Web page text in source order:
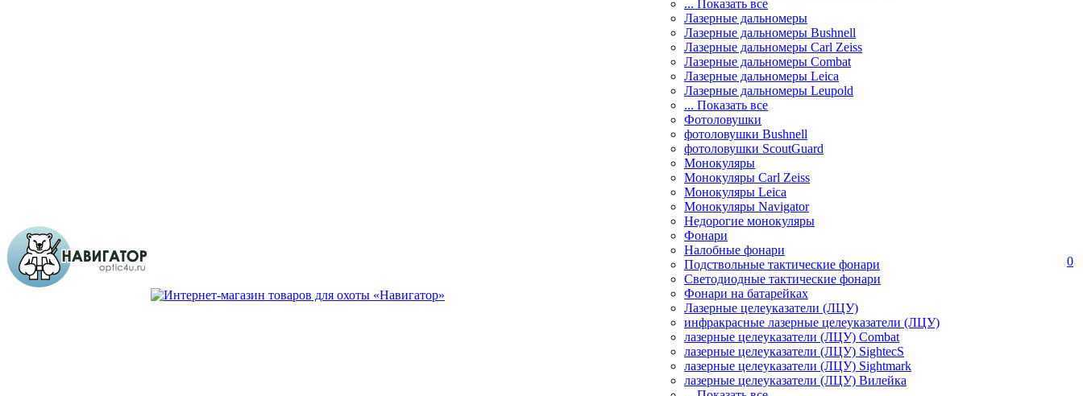
... Показать все
Лазерные дальномеры
Лазерные дальномеры Bushnell
Лазерные дальномеры Carl Zeiss
Лазерные дальномеры Combat
Лазерные дальномеры Leica
Лазерные дальномеры Leupold
... Показать все
Фотоловушки
фотоловушки Bushnell
фотоловушки ScoutGuard
Монокуляры
Монокуляры Carl Zeiss
Монокуляры Leica
Монокуляры Navigator
Недорогие монокуляры
Фонари
Налобные фонари
Подствольные тактические фонари
Светодиодные тактические фонари
Фонари на батарейках
Лазерные целеуказатели (ЛЦУ)
инфракрасные лазерные целеуказатели (ЛЦУ)
лазерные целеуказатели (ЛЦУ) Combat
лазерные целеуказатели (ЛЦУ) SightecS
лазерные целеуказатели (ЛЦУ) Sightmark
лазерные целеуказатели (ЛЦУ) Вилейка
0